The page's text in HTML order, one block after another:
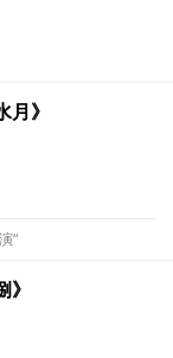
》
”